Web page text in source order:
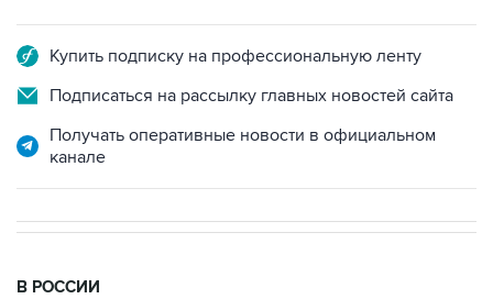
Купить подписку на профессиональную ленту
Подписаться на рассылку главных новостей сайта
Получать оперативные новости в официальном
канале
В РОССИИ